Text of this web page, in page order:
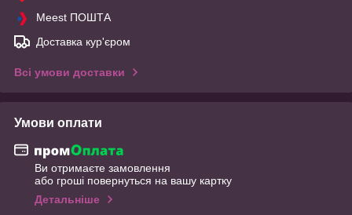
Meest ПОШТА
Доставка кур'єром
Всі умови доставки
Умови оплати
Ви отримаєте замовлення
або гроші повернуться на вашу картку
Детальніше